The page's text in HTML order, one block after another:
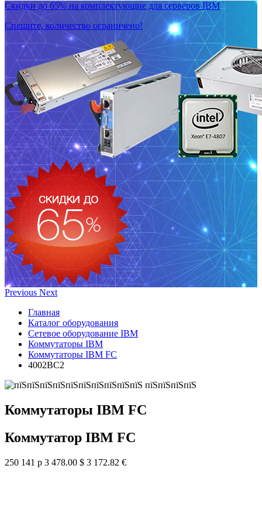
Скидки до 65% на комплектующие для серверов IBM
Спешите, количество ограничено!
Previous Next
Главная
Каталог оборудования
Сетевое оборудование IBM
Коммутаторы IBM
Коммутаторы IBM FC
4002BC2
Коммутаторы IBM FC
Коммутатор IBM FC
250 141 р 3 478.00 $ 3 172.82 €